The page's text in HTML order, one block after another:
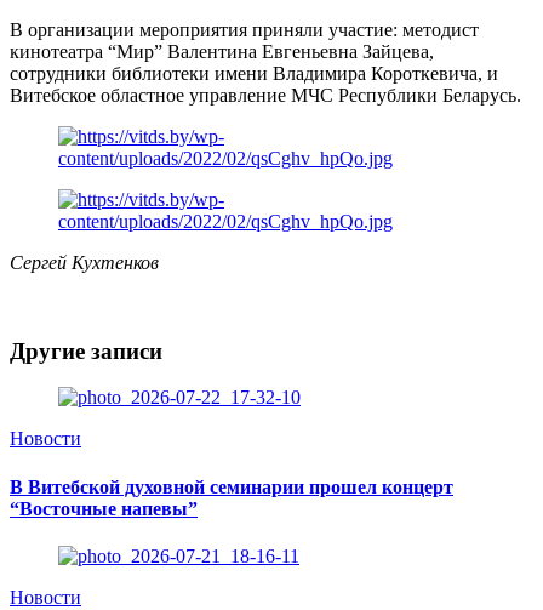
В организации мероприятия приняли участие: методист
кинотеатра “Мир” Валентина Евгеньевна Зайцева,
сотрудники библиотеки имени Владимира Короткевича, и
Витебское областное управление МЧС Республики Беларусь.
Сергей Кухтенков
Другие записи
Новости
В Витебской духовной семинарии прошел концерт
“Восточные напевы”
Новости